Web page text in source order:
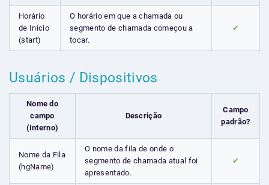
Horário
de Início
(start)
O horário em que a chamada ou
segmento de chamada começou a
tocar.
✔
Usuários / Dispositivos
Nome do
campo
(Interno)
Descrição
Campo
padrão?
Nome da Fila
(hgName)
O nome da fila de onde o
segmento de chamada atual foi
apresentado.
✔